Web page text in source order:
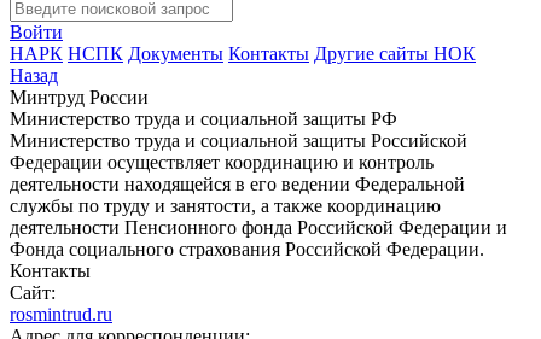
Войти
НАРК НСПК Документы Контакты Другие сайты НОК
Назад
Минтруд России
Министерство труда и социальной защиты РФ
Министерство труда и социальной защиты Российской
Федерации осуществляет координацию и контроль
деятельности находящейся в его ведении Федеральной
службы по труду и занятости, а также координацию
деятельности Пенсионного фонда Российской Федерации и
Фонда социального страхования Российской Федерации.
Контакты
Сайт:
rosmintrud.ru